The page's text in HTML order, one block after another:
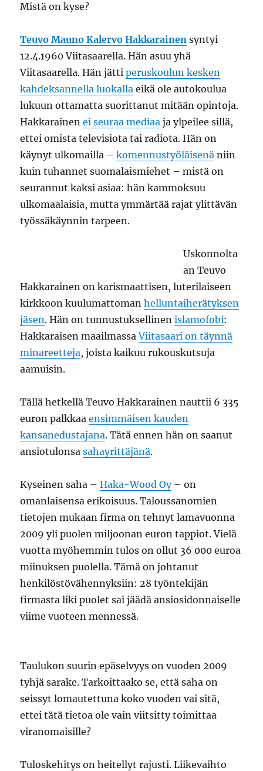
Mistä on kyse?
Teuvo Mauno Kalervo Hakkarainen syntyi
12.4.1960 Viitasaarella. Hän asuu yhä
Viitasaarella. Hän jättiperuskoulun kesken
kahdeksannella luokalla eikä ole autokoulua
lukuun ottamatta suorittanut mitään opintoja.
Hakkarainenei seuraa mediaa ja ylpeilee sillä,
ettei omista televisiota tai radiota. Hän on
käynyt ulkomailla –komennustyöläisenä niin
kuin tuhannet suomalaismiehet – mistä on
seurannut kaksi asiaa: hän kammoksuu
ulkomaalaisia, mutta ymmärtää rajat ylittävän
työssäkäynnin tarpeen.
Uskonnolta
an Teuvo
Hakkarainen on karismaattisen, luterilaiseen
kirkkoon kuulumattomanhelluntaiherätyksen
jäsen. Hän on tunnustuksellinenislamofobi:
Hakkaraisen maailmassaViitasaari on täynnä
minareetteja, joista kaikuu rukouskutsuja
aamuisin.
Tällä hetkellä Teuvo Hakkarainen nauttii 6 335
euron palkkaaensimmäisen kauden
kansanedustajana. Tätä ennen hän on saanut
ansiotulonsasahayrittäjänä.
Kyseinen saha –Haka-Wood Oy– on
omanlaisensa erikoisuus. Taloussanomien
tietojen mukaan firma on tehnyt lamavuonna
2009 yli puolen miljoonan euron tappiot. Vielä
vuotta myöhemmin tulos on ollut 36 000 euroa
miinuksen puolella. Tämä on johtanut
henkilöstövähennyksiin: 28 työntekijän
firmasta liki puolet sai jäädä ansiosidonnaiselle
viime vuoteen mennessä.
Taulukon suurin epäselvyys on vuoden 2009
tyhjä sarake. Tarkoittaako se, että saha on
seissyt lomautettuna koko vuoden vai sitä,
ettei tätä tietoa ole vain viitsitty toimittaa
viranomaisille?
Tuloskehitys on heitellyt rajusti. Liikevaihto